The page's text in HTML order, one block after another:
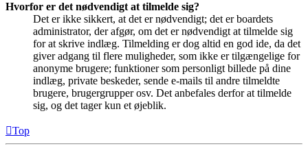
Hvorfor er det nødvendigt at tilmelde sig?
Det er ikke sikkert, at det er nødvendigt; det er boardets
administrator, der afgør, om det er nødvendigt at tilmelde sig
for at skrive indlæg. Tilmelding er dog altid en god ide, da det
giver adgang til flere muligheder, som ikke er tilgængelige for
anonyme brugere; funktioner som personligt billede på dine
indlæg, private beskeder, sende e-mails til andre tilmeldte
brugere, brugergrupper osv. Det anbefales derfor at tilmelde
sig, og det tager kun et øjeblik.
Top